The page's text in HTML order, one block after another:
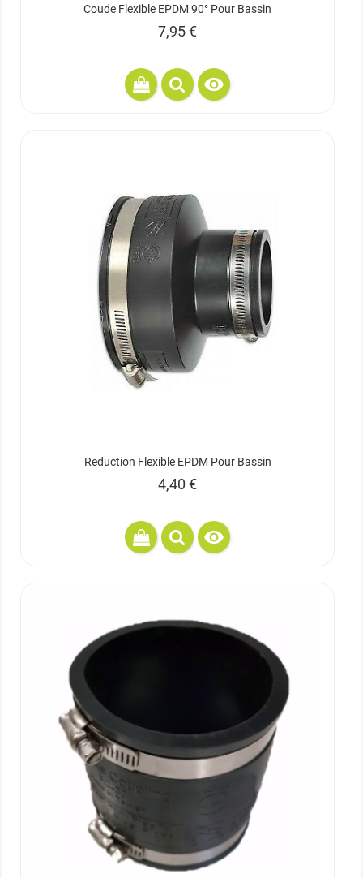
Coude Flexible EPDM 90° Pour Bassin
Prix
7,95 €

Reduction Flexible EPDM Pour Bassin
Prix
4,40 €
